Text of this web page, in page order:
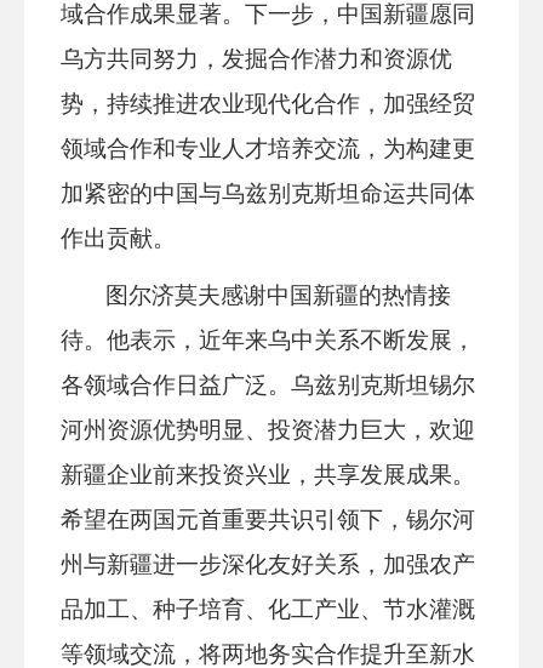
域合作成果显著。下一步，中国新疆愿同
乌方共同努力，发掘合作潜力和资源优
势，持续推进农业现代化合作，加强经贸
领域合作和专业人才培养交流，为构建更
加紧密的中国与乌兹别克斯坦命运共同体
作出贡献。
图尔济莫夫感谢中国新疆的热情接
待。他表示，近年来乌中关系不断发展，
各领域合作日益广泛。乌兹别克斯坦锡尔
河州资源优势明显、投资潜力巨大，欢迎
新疆企业前来投资兴业，共享发展成果。
希望在两国元首重要共识引领下，锡尔河
州与新疆进一步深化友好关系，加强农产
品加工、种子培育、化工产业、节水灌溉
等领域交流，将两地务实合作提升至新水